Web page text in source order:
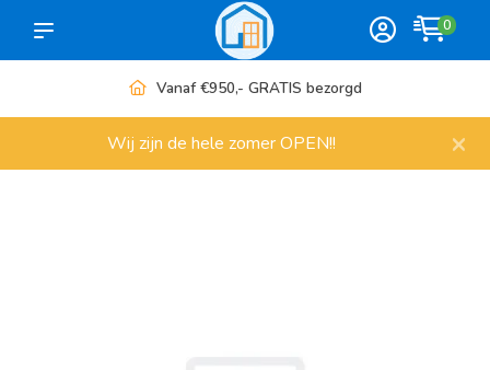
0
Vanaf €950,- GRATIS bezorgd
Wij zijn de hele zomer OPEN!! ×